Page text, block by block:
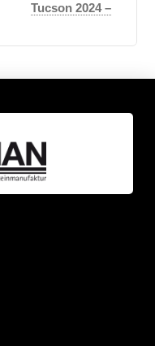
Tucson 2024 –